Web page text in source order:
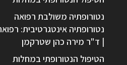
נטורופתיה משולבת רפואה
נטורופתיה אינטגרטיבית:
| ד"ר מירה כהן שטרקמן
הטיפול הנטורופתי במחלות